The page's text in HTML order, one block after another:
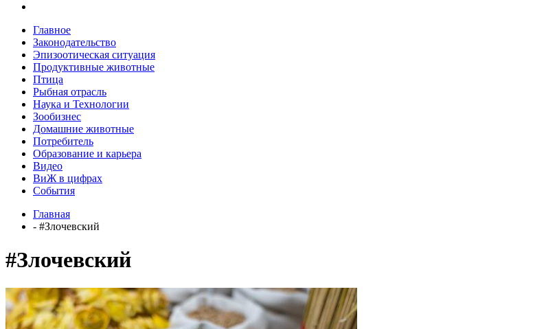
Главное
Законодательство
Эпизоотическая ситуация
Продуктивные животные
Птица
Рыбная отрасль
Наука и Технологии
Зообизнес
Домашние животные
Потребитель
Образование и карьера
Видео
ВиЖ в цифрах
События
Главная
- #Злочевский
#Злочевский